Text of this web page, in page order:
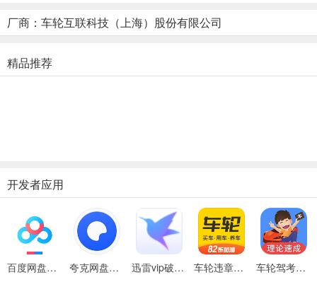
让您第一时间掌握学员考试成绩，更有贴心成绩提醒设置，帮您快速
找到达标学员，合理安排考试名额，提高学员考试通过率，妥妥哒！
3、短信群发让通知精准下达
播报。
【我是学员】
理论：科目一、科目四的所有理论驾考知识和题型。直连数据源，定
期实时更新题库，每题都有解释和答题技巧，不仅仅是知道，而且能
厂商：车轮互联科技（上海）股份有限公司
精品推荐
开发者应用
百度网盘绿色免安装Pc电脑版 夸克网盘官方正式版 迅雷vip破解版永久会员2024版 车轮违章查询app 车轮驾考通考驾照app